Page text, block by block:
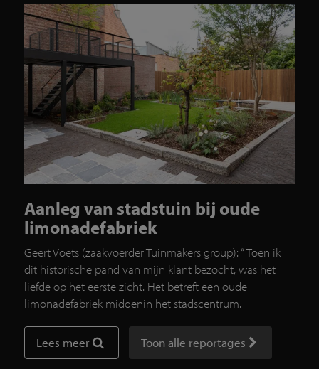
Aanleg van stadstuin bij oude
limonadefabriek
Geert Voets (zaakvoerder Tuinmakers group): “ Toen ik
dit historische pand van mijn klant bezocht, was het
liefde op het eerste zicht. Het betreft een oude
limonadefabriek middenin het stadscentrum.
Lees meer Toon alle reportages